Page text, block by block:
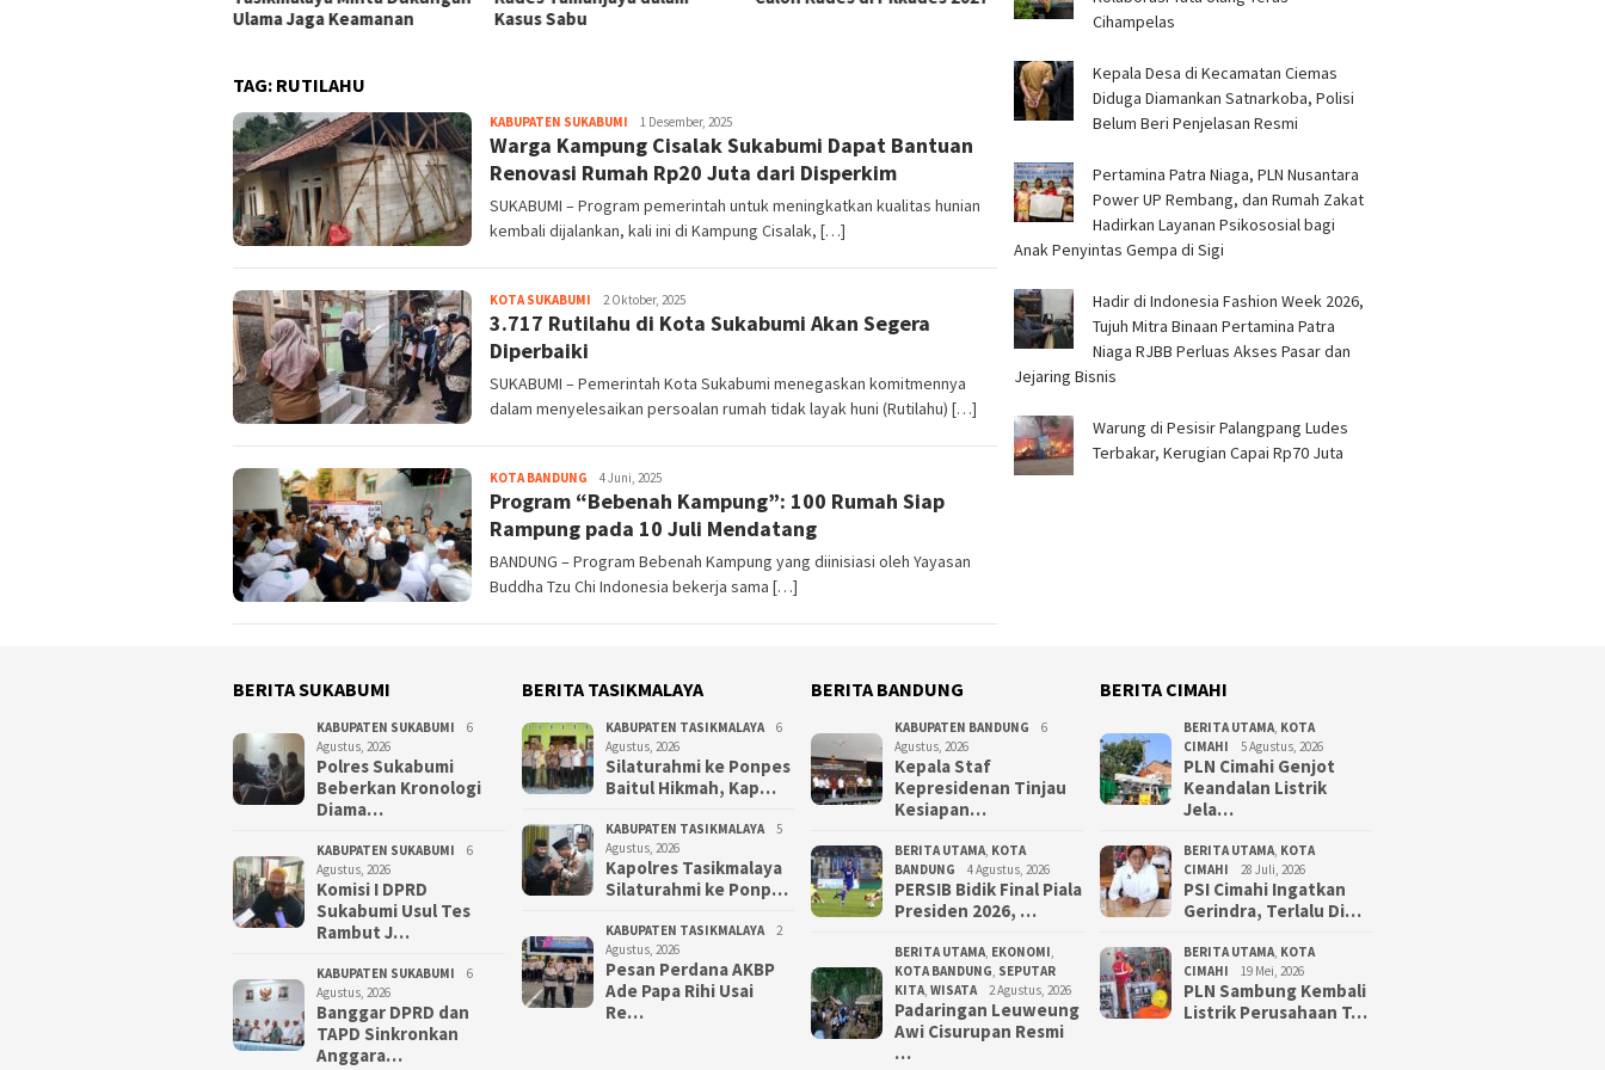
Ulama Jaga Keamanan
Kasus Sabu
hingga Pendapatan Dibahas
TAG: RUTILAHU
KABUPATEN SUKABUMI redaktur
1 Desember, 2025
Warga Kampung Cisalak Sukabumi Dapat Bantuan
Renovasi Rumah Rp20 Juta dari Disperkim
SUKABUMI – Program pemerintah untuk meningkatkan kualitas hunian
kembali dijalankan, kali ini di Kampung Cisalak, […]
KOTA SUKABUMI redaktur
2 Oktober, 2025
3.717 Rutilahu di Kota Sukabumi Akan Segera
Diperbaiki
SUKABUMI – Pemerintah Kota Sukabumi menegaskan komitmennya
dalam menyelesaikan persoalan rumah tidak layak huni (Rutilahu) […]
KOTA BANDUNG Tim
Redaksi
4 Juni, 2025
Program “Bebenah Kampung”: 100 Rumah Siap
Rampung pada 10 Juli Mendatang
BANDUNG – Program Bebenah Kampung yang diinisiasi oleh Yayasan
Buddha Tzu Chi Indonesia bekerja sama […]
Cihampelas
Kepala Desa di Kecamatan Ciemas
Diduga Diamankan Satnarkoba, Polisi
Belum Beri Penjelasan Resmi
Pertamina Patra Niaga, PLN Nusantara
Power UP Rembang, dan Rumah Zakat
Hadirkan Layanan Psikososial bagi
Anak Penyintas Gempa di Sigi
Hadir di Indonesia Fashion Week 2026,
Tujuh Mitra Binaan Pertamina Patra
Niaga RJBB Perluas Akses Pasar dan
Jejaring Bisnis
Warung di Pesisir Palangpang Ludes
Terbakar, Kerugian Capai Rp70 Juta
BERITA SUKABUMI
KABUPATEN SUKABUMI
6
Agustus, 2026
Polres Sukabumi
Beberkan Kronologi
Diama…
KABUPATEN SUKABUMI
6
Agustus, 2026
Komisi I DPRD
Sukabumi Usul Tes
Rambut J…
KABUPATEN SUKABUMI
6
Agustus, 2026
Banggar DPRD dan
TAPD Sinkronkan
Anggara…
BERITA TASIKMALAYA
KABUPATEN TASIKMALAYA
6
Agustus, 2026
Silaturahmi ke Ponpes
Baitul Hikmah, Kap…
KABUPATEN TASIKMALAYA
5
Agustus, 2026
Kapolres Tasikmalaya
Silaturahmi ke Ponp…
KABUPATEN TASIKMALAYA
2
Agustus, 2026
Pesan Perdana AKBP
Ade Papa Rihi Usai
Re…
BERITA BANDUNG
KABUPATEN BANDUNG
6
Agustus, 2026
Kepala Staf
Kepresidenan Tinjau
Kesiapan…
BERITA UTAMA, KOTA
BANDUNG
4 Agustus, 2026
PERSIB Bidik Final Piala
Presiden 2026, …
BERITA UTAMA, EKONOMI,
KOTA BANDUNG, SEPUTAR
KITA, WISATA 2 Agustus, 2026
Padaringan Leuweung
Awi Cisurupan Resmi
…
BERITA CIMAHI
BERITA UTAMA, KOTA
CIMAHI
5 Agustus, 2026
PLN Cimahi Genjot
Keandalan Listrik
Jela…
BERITA UTAMA, KOTA
CIMAHI
28 Juli, 2026
PSI Cimahi Ingatkan
Gerindra, Terlalu Di…
BERITA UTAMA, KOTA
CIMAHI
19 Mei, 2026
PLN Sambung Kembali
Listrik Perusahaan T…